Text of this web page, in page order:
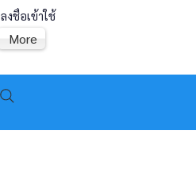
ลงชื่อเข้าใช้
More